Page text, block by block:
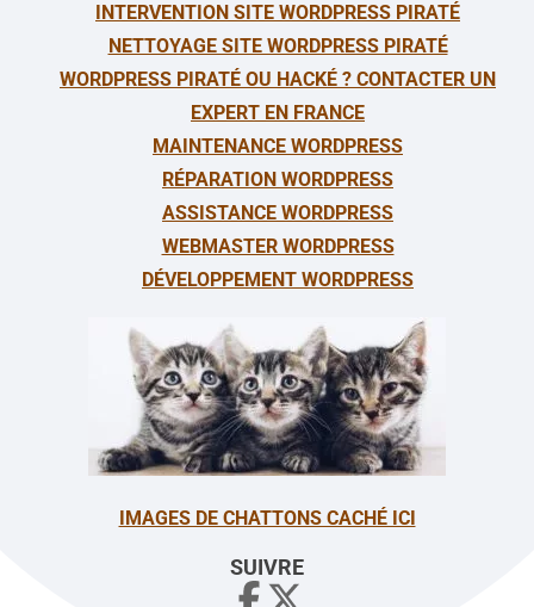
INTERVENTION SITE WORDPRESS PIRATÉ
NETTOYAGE SITE WORDPRESS PIRATÉ
WORDPRESS PIRATÉ OU HACKÉ ? CONTACTER UN
EXPERT EN FRANCE
MAINTENANCE WORDPRESS
RÉPARATION WORDPRESS
ASSISTANCE WORDPRESS
WEBMASTER WORDPRESS
DÉVELOPPEMENT WORDPRESS
IMAGES DE CHATTONS CACHÉ ICI
SUIVRE